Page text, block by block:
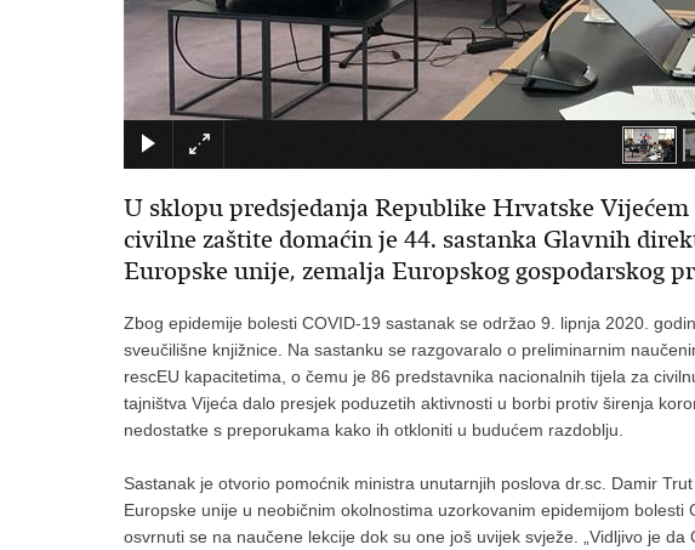
U sklopu predsjedanja Republike Hrvatske
civilne zaštite domaćin je 44. sastanka Glavnih
Europske unije, zemalja Europskog gospodarskog
Zbog epidemije bolesti COVID-19 sastanak se održao 9. lipnja 2020.
sveučilišne knjižnice. Na sastanku se razgovaralo o preliminarnim
rescEU kapacitetima, o čemu je 86 predstavnika nacionalnih tijela za
tajništva Vijeća dalo presjek poduzetih aktivnosti u borbi protiv širenja
nedostatke s preporukama kako ih otkloniti u budućem razdoblju.
Sastanak je otvorio pomoćnik ministra unutarnjih poslova dr.sc. Damir
Europske unije u neobičnim okolnostima uzorkovanim epidemijom bolesti
osvrnuti se na naučene lekcije dok su one još uvijek svježe. „Vidljivo je da